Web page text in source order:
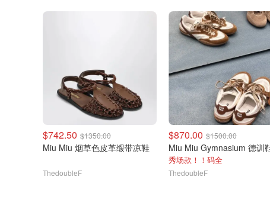
$742.50 $1350.00
Miu Miu 烟草色皮革缎带凉鞋
ThedoubleF
$870.00 $1500.00
秀场款！！码全
ThedoubleF